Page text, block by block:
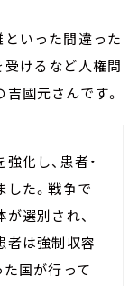
といった間違った
受けるなど人権問
國元さんです。
化し、患者・
た。戦争で
選別され、
者は強制収容
国が行って